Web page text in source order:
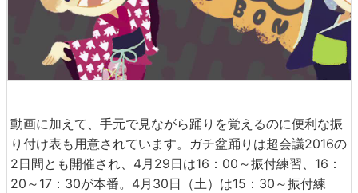
動画に加えて、手元で見ながら踊りを覚えるのに便利な振
り付け表も用意されています。ガチ盆踊りは超会議2016の
2日間とも開催され、4月29日は16：00～振付練習、16：
20～17：30が本番。4月30日（土）は15：30～振付練